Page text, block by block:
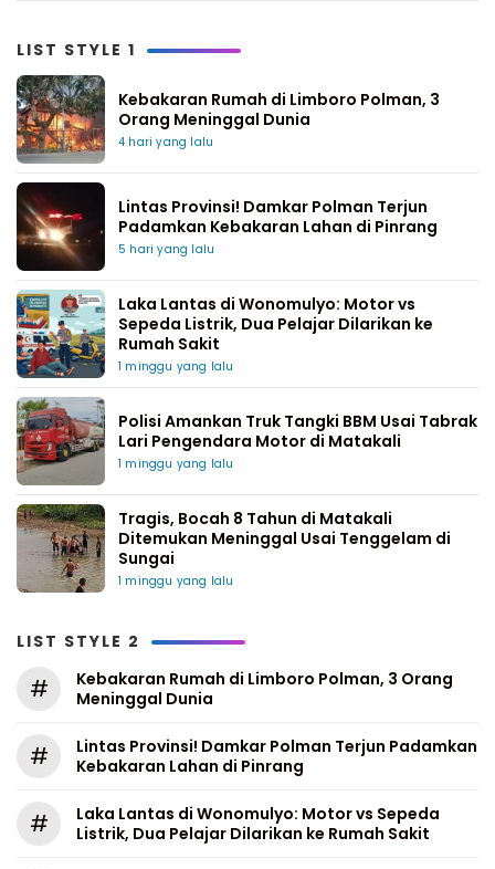
LIST STYLE 1
Kebakaran Rumah di Limboro Polman, 3
Orang Meninggal Dunia
4 hari yang lalu
Lintas Provinsi! Damkar Polman Terjun
Padamkan Kebakaran Lahan di Pinrang
5 hari yang lalu
Laka Lantas di Wonomulyo: Motor vs
Sepeda Listrik, Dua Pelajar Dilarikan ke
Rumah Sakit
1 minggu yang lalu
Polisi Amankan Truk Tangki BBM Usai Tabrak
Lari Pengendara Motor di Matakali
1 minggu yang lalu
Tragis, Bocah 8 Tahun di Matakali
Ditemukan Meninggal Usai Tenggelam di
Sungai
1 minggu yang lalu
LIST STYLE 2
#
Kebakaran Rumah di Limboro Polman, 3 Orang
Meninggal Dunia
#
Lintas Provinsi! Damkar Polman Terjun Padamkan
Kebakaran Lahan di Pinrang
#
Laka Lantas di Wonomulyo: Motor vs Sepeda
Listrik, Dua Pelajar Dilarikan ke Rumah Sakit